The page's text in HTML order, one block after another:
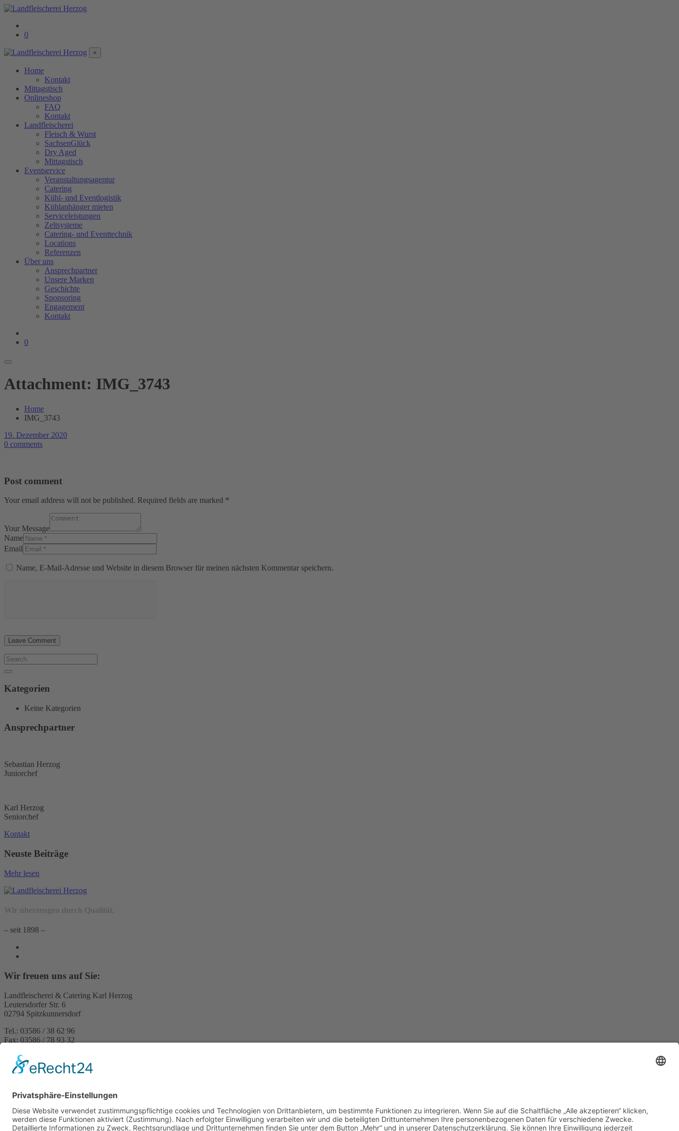
0
×
Home
Kontakt
Mittagstisch
Onlineshop
FAQ
Kontakt
Landfleischerei
Fleisch & Wurst
SachsenGlück
Dry Aged
Mittagstisch
Eventservice
Veranstaltungsagentur
Catering
Kühl- und Eventlogistik
Kühlanhänger mieten
Serviceleistungen
Zeltsysteme
Catering- und Eventtechnik
Locations
Referenzen
Über uns
Ansprechpartner
Unsere Marken
Geschichte
Sponsoring
Engagement
Kontakt
0
Attachment: IMG_3743
Home
IMG_3743
19. Dezember 2020
0 comments
Post comment
Your email address will not be published. Required fields are marked *
Your Message
Name
Email
Name, E-Mail-Adresse und Website in diesem Browser für meinen nächsten Kommentar speichern.
Kategorien
Keine Kategorien
Ansprechpartner
Sebastian Herzog
Juniorchef
Karl Herzog
Seniorchef
Kontakt
Neuste Beiträge
Mehr lesen
– seit 1898 –
Wir freuen uns auf Sie:
Landfleischerei & Catering Karl Herzog
Leutersdorfer Str. 6
02794 Spitzkunnersdorf
Tel.: 03586 / 38 62 96
Fax: 03586 / 78 93 32
Startseite
Onlineshop
AGB
Vertrag widerrufen
Impressum
Datenschutzerklärung